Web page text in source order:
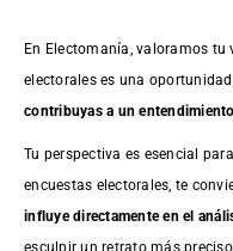
En Electomanía, valoramos
electorales es una
contribuyas a un
Tu perspectiva es esencial
encuestas electorales, te
influye directamente en el
esculpir un retrato más